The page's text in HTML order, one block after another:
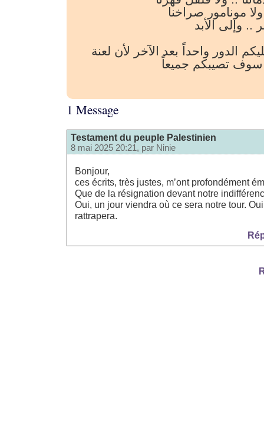
مونامور صراخنا
.. وإلى الأبد
الدور واحداً بعد الآخر لأن لعنة
سوف تصيبكم جميعاً
1 Message
Testament du peuple Palestinien
8 mai 2025 20:21, par Ninie
Bonjour,
ces écrits, très justes, m’ont profondément
Que de la résignation devant notre
Oui, un jour viendra où ce sera notre tour.
rattrapera.